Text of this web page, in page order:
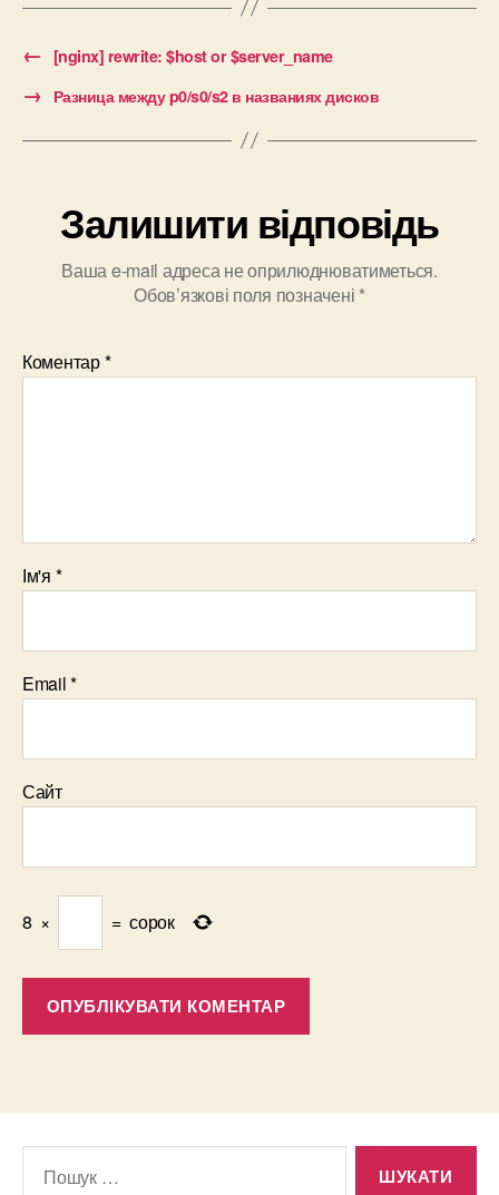
← [nginx] rewrite: $host or $server_name
→ Разница между p0/s0/s2 в названиях дисков
Залишити відповідь
Ваша e-mail адреса не оприлюднюватиметься.
Обов’язкові поля позначені *
Коментар*
Ім'я *
Email*
Сайт
8 × = сорок